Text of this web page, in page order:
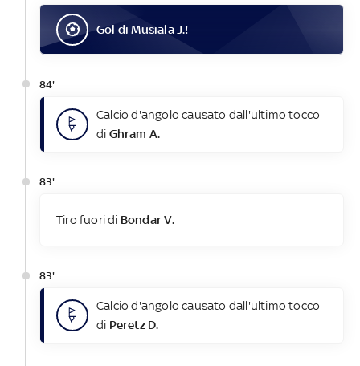
Gol diMusiala J.!
84'
Calcio d'angolo causato dall'ultimo tocco
di Ghram A.
83'
Tiro fuori di Bondar V.
83'
Calcio d'angolo causato dall'ultimo tocco
di Peretz D.